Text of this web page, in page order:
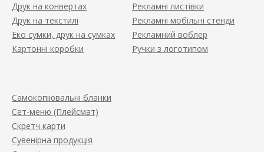
Друк на конвертах
Друк на текстилі
Еко сумки, друк на сумках
Картонні коробки
Рекламні листівки
Рекламні мобільні стенди
Рекламний воблер
Ручки з логотипом
Самокопіювальні бланки
Сет-меню (Плейсмат)
Скретч карти
Сувенірна продукція